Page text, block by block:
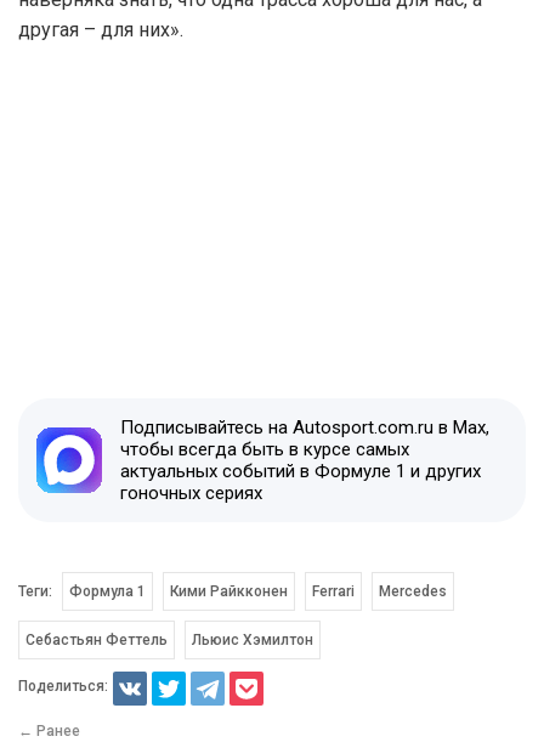
другая – для них».
Подписывайтесь на Autosport.com.ru в Max,
чтобы всегда быть в курсе самых
актуальных событий в Формуле 1 и других
гоночных сериях
Теги: Формула 1 Кими Райкконен Ferrari Mercedes
Себастьян Феттель Льюис Хэмилтон
Поделиться:
← Ранее